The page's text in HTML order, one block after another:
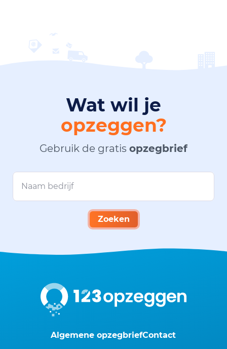
Wat wil je
opzeggen?
Gebruik de gratis opzegbrief
Zoeken
Algemene opzegbriefContact